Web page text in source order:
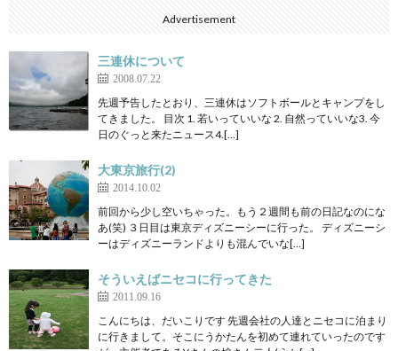
Advertisement
三連休について
2008.07.22
先週予告したとおり、三連休はソフトボールとキャンプをし
てきました。 目次 1. 若いっていいな 2. 自然っていいな3. 今
日のぐっと来たニュース4.[…]
大東京旅行(2)
2014.10.02
前回から少し空いちゃった。もう２週間も前の日記なのにな
あ(笑) ３日目は東京ディズニーシーに行った。 ディズニーシ
ーはディズニーランドよりも混んでいな[…]
そういえばニセコに行ってきた
2011.09.16
こんにちは、だいこりです 先週会社の人達とニセコに泊まり
に行きまして。そこにうかたんを初めて連れていったのです